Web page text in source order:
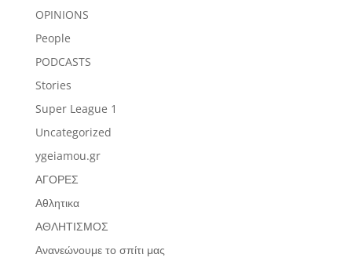
OPINIONS
People
PODCASTS
Stories
Super League 1
Uncategorized
ygeiamou.gr
ΑΓΟΡΕΣ
Αθλητικα
ΑΘΛΗΤΙΣΜΟΣ
Ανανεώνουμε το σπίτι μας